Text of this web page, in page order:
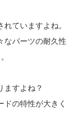
ていますよね。
なパーツの耐久性
ますよね？
ドの特性が大きく